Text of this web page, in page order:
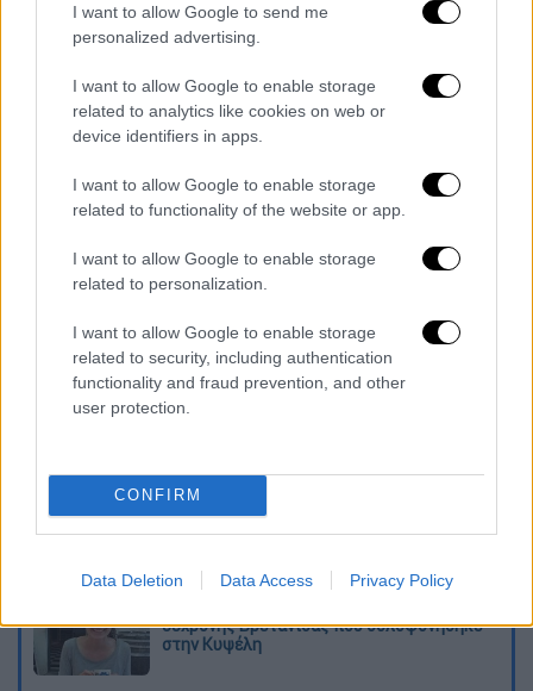
I want to allow Google to send me
personalized advertising.
I want to allow Google to enable storage
related to analytics like cookies on web or
device identifiers in apps.
I want to allow Google to enable storage
related to functionality of the website or app.
I want to allow Google to enable storage
related to personalization.
I want to allow Google to enable storage
related to security, including authentication
functionality and fraud prevention, and other
user protection.
CONFIRM
Data Deletion Data Access Privacy Policy
συμφωνία προβλέπει ότι η οργάνωση θα
αποσυρθεί στα βόρεια του ποταμού Λιτάνι,
σε απόσταση 30 χιλιομέτρων από τα σύνορα
με το Ισραήλ και θα διαλύσει τις
στρατιωτικές εγκαταστάσεις της στον
νότο. Το κείμενο προβλέπει επίσης την
απόσυρση του ισραηλινού στρατού από τον
ακόμη σε πέντε θέσεις στον νότιο Λίβανο.
κοινότητα να πιέσει το Ισραήλώστε να
σταματήσουν οι επιθέσεις και να αποσυρθεί
ο στρατός του.
Εκτελέσεις, συλλήψεις και νέοι
38χρονης Βρετανίδας που δολοφονήθηκε
στην Κυψέλη